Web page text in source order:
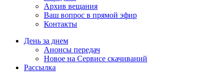
Архив вещания
Ваш вопрос в прямой эфир
Контакты
День за днем
Анонсы передач
Новое на Сервисе скачиваний
Рассылка